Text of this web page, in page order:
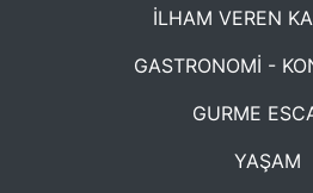
İLHAM VEREN
GASTRONOMİ -
GURME
YAŞAM